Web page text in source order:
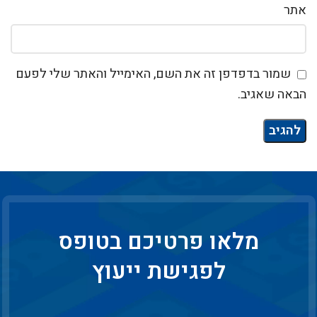
אתר
שמור בדפדפן זה את השם, האימייל והאתר שלי לפעם
הבאה שאגיב.
מלאו פרטיכם בטופס
לפגישת ייעוץ